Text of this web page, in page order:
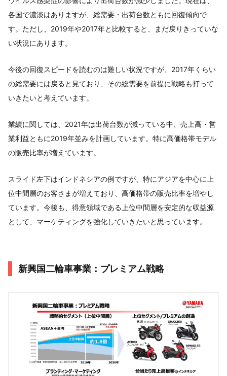
各国で濃淡はありますが、総需要・出荷台数ともに回復傾向で
す。ただし、2019年や2017年と比較すると、まだ戻りきっていな
い状況にあります。
今後の回復スピードを読むのは難しい状況ですが、2017年くらい
の総需要には戻ると見ており、その総需要を前提に戦略も打って
いきたいと考えています。
業績に関しては、2021年は出荷台数が減っている中、売上高・営
業利益ともに2019年並みを計画しています。特に高価格帯モデル
の販売比率が増えています。
スライド左下はインドネシアの例ですが、特にアジアを中心に上
位中間層のお客さまが増えており、高価格帯の販売比率を増やし
ています。今後も、得意領域である上位中間層を安定的な収益源
として、マーケティングを強化していきたいと思っています。
新興国二輪車事業：プレミアム戦略